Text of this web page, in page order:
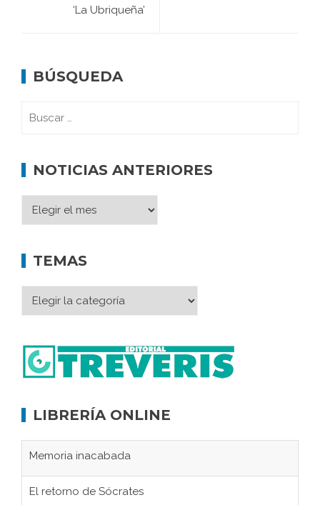
‘La Ubriqueña’
BÚSQUEDA
NOTICIAS ANTERIORES
TEMAS
LIBRERÍA ONLINE
Memoria inacabada
El retorno de Sócrates